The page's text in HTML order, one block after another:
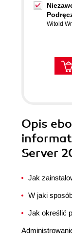
Witold
Opis
Server
Jak
W jaki
Jak określić